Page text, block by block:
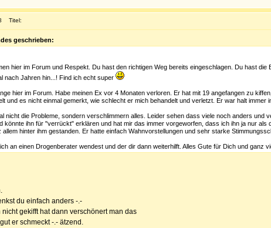
Titel:
geschrieben:
hier im Forum und Respekt. Du hast den richtigen Weg bereits eingeschlagen. Du hast
nach Jahren hin...! Find ich echt super
hier im Forum. Habe meinen Ex vor 4 Monaten verloren. Er hat mit 19 angefangen zu
und es nicht einmal gemerkt, wie schlecht er mich behandelt und verletzt. Er war halt immer
nicht die Probleme, sondern verschlimmern alles. Leider sehen dass viele noch anders
könnte ihn für "verrückt" erklären und hat mir das immer vorgeworfen, dass ich ihn ja nur
allem hinter ihm gestanden. Er hatte einfach Wahnvorstellungen und sehr starke
an einen Drogenberater wendest und der dir dann weiterhilft. Alles Gute für Dich und ganz
du einfach anders -.-
gekifft hat dann verschönert man das
er schmeckt -.- ätzend.